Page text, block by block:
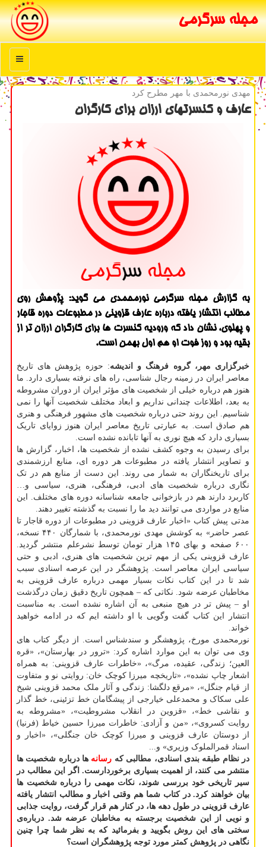
مجله سرگرمی
منو
مهدی نورمحمدی با مهر مطرح كرد
عارف و كنسرتهای ارزان برای كارگران
به گزارش مجله سرگرمی نورمحمدی می گوید: پژوهش روی
مطالب انتشار یافته درباره عارف قزوینی در مطبوعات دوره قاجار
و پهلوی، نشان داد که ورودیه کنسرت ها برای کارگران ارزان تر از
بقیه بود و روز فوت او هم اول بهمن است.
خبرگزاری مهر، گروه فرهنگ و اندیشه: حوزه پژوهش های تاریخ
معاصر ایران در زمینه رجال شناسی، راه های نرفته بسیاری دارد. ما
هنوز هم درباره خیلی از شخصیت های مؤثر ایران از دوران مشروطه
به بعد، اطلاعات چندانی نداریم و ابعاد مختلف شخصیت آنها را نمی
شناسیم. این روند حتی درباره شخصیت های مشهور فرهنگی و هنری
هم صادق است. به عبارتی تاریخ معاصر ایران هنوز زوایای تاریک
بسیاری دارد که هیچ نوری به آنها تابانده نشده است.
برای رسیدن به وجوه کشف نشده از شخصیت ها، اخبار، گزارش ها
و تصاویر انتشار یافته در مطبوعات هر دوره ای، منابع ارزشمندی
برای تاریخنگاران به شمار می روند. این دست از منابع هم در تک
نگاری درباره شخصیت های ادبی، فرهنگی، هنری، سیاسی و…
کاربرد دارند هم در بازخوانی جامعه شناسانه دوره های مختلف. این
منابع در مواردی می توانند دید ما را نسبت به گذشته تغییر دهند.
مدتی پیش کتاب «اخبار عارف قزوینی در مطبوعات از دوره قاجار تا
عصر حاضر» به کوشش مهدی نورمحمدی، با شمارگان ۴۴۰ نسخه،
۶۰۰ صفحه و بهای ۱۴۵ هزار تومان توسط نشرعلم منتشر گردید.
عارف قزوینی یکی از مهم ترین شخصیت های هنری، ادبی و حتی
سیاسی ایران معاصر است. پژوهشگر در این عرصه اسنادی سبب
شد تا در این کتاب نکات بسیار مهمی درباره عارف قزوینی به
مخاطبان عرضه شود. نکاتی که – همچون تاریخ دقیق زمان درگذشت
او – پیش تر در هیچ منبعی به آن اشاره نشده است. به مناسبت
انتشار این کتاب گفت وگویی با او داشته ایم که در ادامه خواهید
خواند.
نورمحمدی مورخ، پژوهشگر و سندشناس است. از دیگر کتاب های
وی می توان به این موارد اشاره کرد: «ترور در بهارستان»، «قره
العین؛ زندگی، عقیده، مرگ»، «خاطرات عارف قزوینی: به همراه
اشعار چاپ نشده»، «تاریخچه میرزا کوچک خان: روایتی نو و متفاوت
از قیام جنگل»، «مرقع دلگشا: زندگی و آثار ملک محمد قزوینی شیخ
علی سکاک و محمدعلی خیارجی از پیشگامان خط تزئینی، خط گذار
و نقاشی خط»، «قزوین در انقلاب مشروطیت»، «مشروطه به
روایت کسروی»، «من و آزادی: خاطرات میرزا حسین خیاط (فرنیا)
از دوستان عارف قزوینی و میرزا کوچک خان جنگلی»، «اخبار و
اسناد قمرالملوک وزیری» و...
در نظام طبقه بندی اسنادی، مطالبی که رسانه ها درباره شخصیت ها
منتشر می کنند، از اهمیت بسیاری برخوردارست. اگر این مطالب در
سیر تاریخی خود بررسی شوند، نکات مهمی را درباره شخصیت ها
بیان خواهند کرد. در کتاب شما هم وقتی اخبار و مطالب انتشار یافته
عارف قزوینی در طول دهه ها، در کنار هم قرار گرفت، روایت جذابی
و نویی از این شخصیت برجسته به مخاطبان عرضه شد. درباره‌ی
سختی های این روش بگویید و بفرمائید که به نظر شما چرا چنین
نگاهی در پژوهش کمتر مورد توجه پژوهشگران است؟